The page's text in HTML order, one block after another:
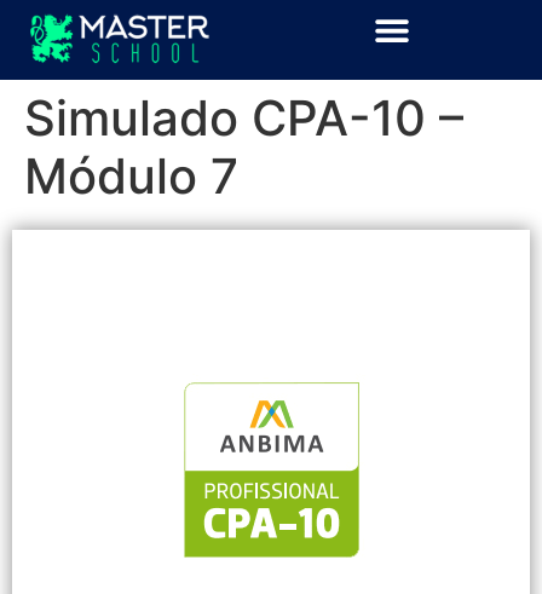
Simulado CPA-10 –
Módulo 7